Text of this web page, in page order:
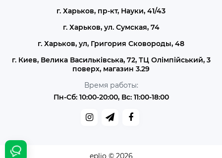
г. Харьков, пр-кт, Науки, 41/43
г. Харьков, ул. Сумская, 74
г. Харьков, ул, Григория Сковороды, 48
г. Киев, Велика Васильківська, 72, ТЦ Олімпійський, 3
поверх, магазин 3.29
Время работы:
Пн-Сб: 10:00-20:00, Вс: 11:00-18:00